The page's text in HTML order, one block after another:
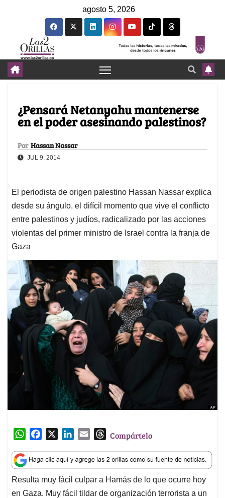
agosto 5, 2026
¿Pensará Netanyahu mantenerse
en el poder asesinando palestinos?
Por Hassan Nassar
JUL 9, 2014
El periodista de origen palestino Hassan Nassar explica
desde su ángulo, el difícil momento que vive el conflicto
entre palestinos y judíos, radicalizado por las acciones
violentas del primer ministro de Israel contra la franja de
Gaza
W
a
t
s
A
c
e
b
o
n
k
e
d
a
i
l
T
r
e
a
d
Compártelo
Resulta muy fácil culpar a Hamás de lo que ocurre hoy
en Gaza. Muy fácil tildar de organización terrorista a un